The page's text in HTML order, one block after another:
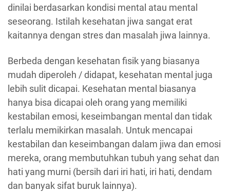
dinilai berdasarkan kondisi mental atau mental
seseorang. Istilah kesehatan jiwa sangat erat
kaitannya dengan stres dan masalah jiwa lainnya.
Berbeda dengan kesehatan fisik yang biasanya
mudah diperoleh / didapat, kesehatan mental juga
lebih sulit dicapai. Kesehatan mental biasanya
hanya bisa dicapai oleh orang yang memiliki
kestabilan emosi, keseimbangan mental dan tidak
terlalu memikirkan masalah. Untuk mencapai
kestabilan dan keseimbangan dalam jiwa dan emosi
mereka, orang membutuhkan tubuh yang sehat dan
hati yang murni (bersih dari iri hati, iri hati, dendam
dan banyak sifat buruk lainnya).